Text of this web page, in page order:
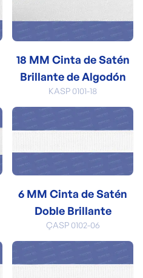
18 MM Cinta de Satén
Brillante de Algodón
KASP 0101-18
6 MM Cinta de Satén
Doble Brillante
ÇASP 0102-06